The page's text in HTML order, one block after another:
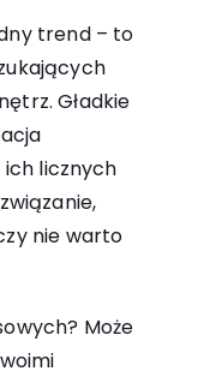
trend – to
Gładkie
licznych
nie warto
Może